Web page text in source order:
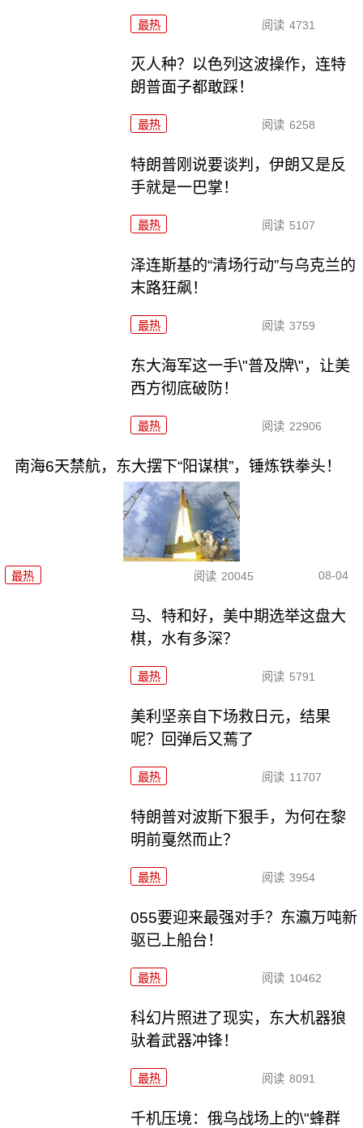
最热 阅读 4731
灭人种？以色列这波操作，连特
朗普面子都敢踩！
最热 阅读 6258
特朗普刚说要谈判，伊朗又是反
手就是一巴掌！
最热 阅读 5107
泽连斯基的“清场行动”与乌克兰的
末路狂飙！
最热 阅读 3759
东大海军这一手\"普及牌\"，让美
西方彻底破防！
最热 阅读 22906
南海6天禁航，东大摆下“阳谋棋”，锤炼铁拳头！
最热 阅读 20045 08-04
马、特和好，美中期选举这盘大
棋，水有多深？
最热 阅读 5791
美利坚亲自下场救日元，结果
呢？回弹后又蔫了
最热 阅读 11707
特朗普对波斯下狠手，为何在黎
明前戛然而止？
最热 阅读 3954
055要迎来最强对手？东瀛万吨新
驱已上船台！
最热 阅读 10462
科幻片照进了现实，东大机器狼
驮着武器冲锋！
最热 阅读 8091
千机压境：俄乌战场上的\"蜂群